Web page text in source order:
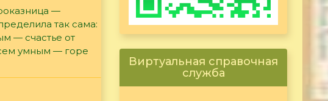
—
так сама:
— счастье от
умным — горе
Виртуальная справочная
служба